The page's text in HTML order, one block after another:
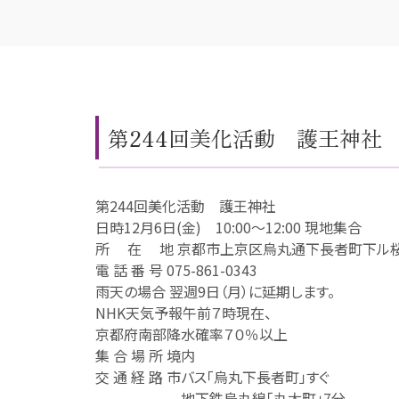
第244回美化活動 護王神社
第244回美化活動 護王神社
日時12月6日(金) 10:00～12:00 現地集合
所 在 地 京都市上京区烏丸通下長者町下ル
電 話 番 号 075-861-0343
雨天の場合 翌週9日（月）に延期します。
NHK天気予報午前７時現在、
京都府南部降水確率７０％以上
集 合 場 所 境内
交 通 経 路 市バス「烏丸下長者町」すぐ